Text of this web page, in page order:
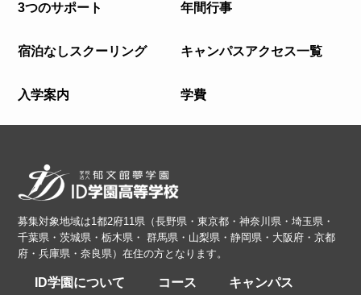
3つのサポート 年間行事
宿泊なしスクーリング キャンパスアクセス一覧
入学案内 学費
募集対象地域は1都2府11県（長野県・東京都・神奈川県・埼玉県・
千葉県・茨城県・栃木県・ 群馬県・山梨県・静岡県・大阪府・京都
府・兵庫県・奈良県）在住の方となります。
ID学園について コース
キャンパス